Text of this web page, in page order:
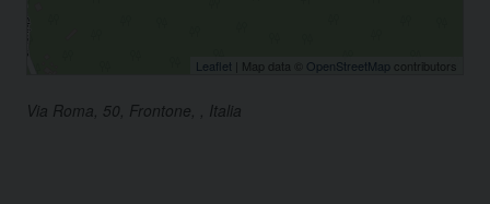
Leaflet | Map data © OpenStreetMap contributors
Via Roma, 50, Frontone, , Italia